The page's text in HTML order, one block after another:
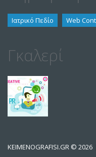
Ιατρικό Πεδίο Web
Γκαλερί
KEIMENOGRAFISI.GR ©